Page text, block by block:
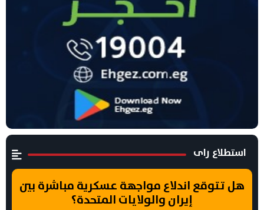
استطلاع راى
هل تتوقع اندلاع مواجهة عسكرية مباشرة بين
إيران والولايات المتحدة؟